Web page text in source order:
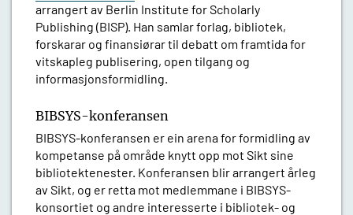
arrangert av Berlin Institute for Scholarly
Publishing (BISP). Han samlar forlag, bibliotek,
forskarar og finansiørar til debatt om framtida for
vitskapleg publisering, open tilgang og
informasjonsformidling.
BIBSYS-konferansen
BIBSYS-konferansen er ein arena for formidling av
kompetanse på område knytt opp mot Sikt sine
bibliotektenester. Konferansen blir arrangert årleg
av Sikt, og er retta mot medlemmane i BIBSYS-
konsortiet og andre interesserte i bibliotek- og